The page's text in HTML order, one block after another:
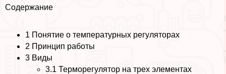
Содержание
1 Понятие о температурных регуляторах
2 Принцип работы
3 Виды
3.1 Терморегулятор на трех элементах